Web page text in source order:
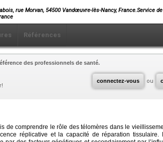
rue Morvan, 54500 Vandœuvre-lès-Nancy, France.Service
Références
connectez-vous ou
des professionnels de santé.
de comprendre le rôle des télomères dans le
réplicative et la capacité de réparation tissulaire.